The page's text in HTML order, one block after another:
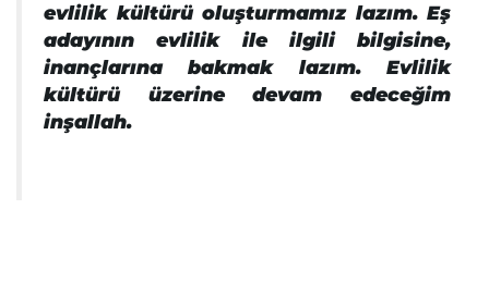
evlilik kültürü oluşturmamız lazım. Eş
adayının evlilik ile ilgili bilgisine,
inançlarına bakmak lazım. Evlilik
kültürü üzerine devam edeceğim
inşallah.